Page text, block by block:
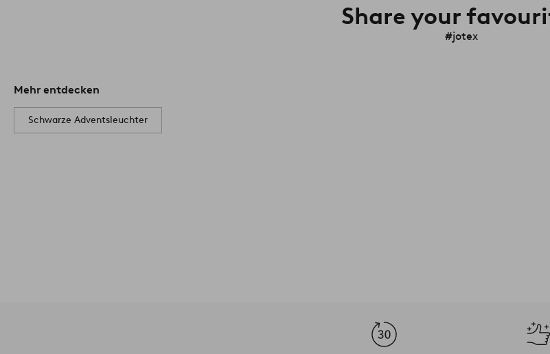
Share your
#jotex
Mehr entdecken
Schwarze Adventsleuchter